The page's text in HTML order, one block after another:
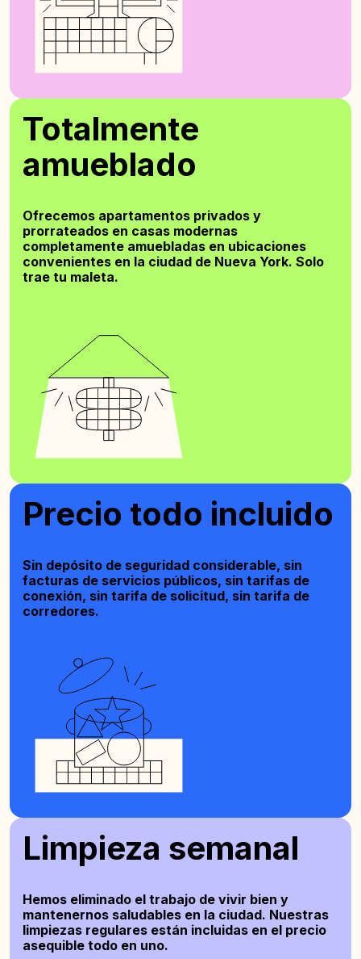
Totalmente
amueblado
Ofrecemos apartamentos privados y
prorrateados en casas modernas
completamente amuebladas en ubicaciones
convenientes en la ciudad de Nueva York. Solo
trae tu maleta.
Precio todo incluido
Sin depósito de seguridad considerable, sin
facturas de servicios públicos, sin tarifas de
conexión, sin tarifa de solicitud, sin tarifa de
corredores.
Limpieza semanal
Hemos eliminado el trabajo de vivir bien y
mantenernos saludables en la ciudad. Nuestras
limpiezas regulares están incluidas en el precio
asequible todo en uno.